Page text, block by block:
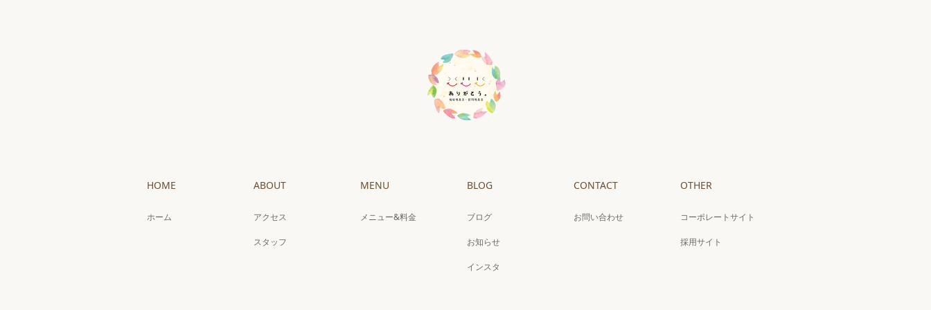
HOME
ホーム
ABOUT
アクセス
スタッフ
MENU
メニュー&料金
BLOG
ブログ
お知らせ
インスタ
CONTACT
お問い合わせ
OTHER
コーポレートサイト
採用サイト